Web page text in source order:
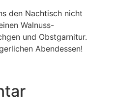
den Nachtisch nicht
Walnuss-
und Obstgarnitur.
Abendessen!